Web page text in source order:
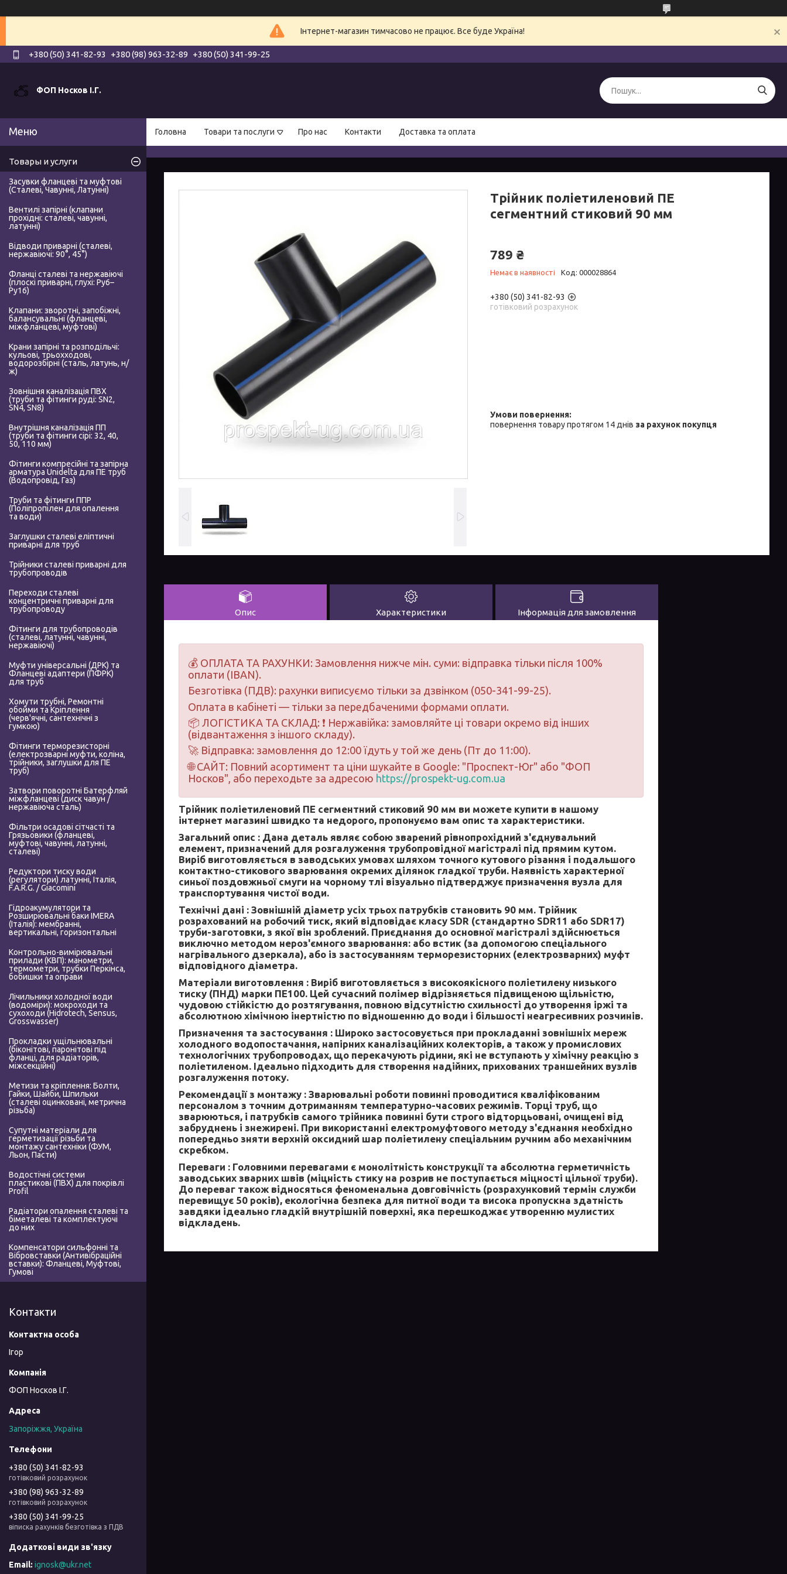
Інтернет-магазин тимчасово не працює. Все буде Україна!
+380 (50) 341-82-93 +380 (98) 963-32-89 +380 (50) 341-99-25
ФОП Носков І.Г.
Головна Товари та послуги Про нас Контакти Доставка та оплата
Трійник поліетиленовий ПЕ
сегментний стиковий 90 мм
789 ₴
Немає в наявності Код: 000028864
+380 (50) 341-82-93
готівковий розрахунок
повернення товару протягом 14 днів за рахунок покупця
Опис Характеристики Інформація для замовлення
💰 ОПЛАТА ТА РАХУНКИ: Замовлення нижче мін. суми: відправка тільки після 100%
оплати (IBAN).
Безготівка (ПДВ): рахунки виписуємо тільки за дзвінком (050-341-99-25).
Оплата в кабінеті — тільки за передбаченими формами оплати.
📦 ЛОГІСТИКА ТА СКЛАД: ❗ Нержавійка: замовляйте ці товари окремо від інших
(відвантаження з іншого складу).
🚀 Відправка: замовлення до 12:00 їдуть у той же день (Пт до 11:00).
🌐 САЙТ: Повний асортимент та ціни шукайте в Google: "Проспект-Юг" або "ФОП
Носков", або переходьте за адресою https://prospekt-ug.com.ua
Трійник поліетиленовий ПЕ сегментний стиковий 90 мм ви можете купити в нашому
інтернет магазині швидко та недорого, пропонуємо вам опис та характеристики.
Загальний опис : Дана деталь являє собою зварений рівнопрохідний з'єднувальний
елемент, призначений для розгалуження трубопровідної магістралі під прямим кутом.
Виріб виготовляється в заводських умовах шляхом точного кутового різання і подальшого
контактно-стикового зварювання окремих ділянок гладкої труби. Наявність характерної
синьої поздовжньої смуги на чорному тлі візуально підтверджує призначення вузла для
транспортування чистої води.
Технічні дані : Зовнішній діаметр усіх трьох патрубків становить 90 мм. Трійник
розрахований на робочий тиск, який відповідає класу SDR (стандартно SDR11 або SDR17)
труби-заготовки, з якої він зроблений. Приєднання до основної магістралі здійснюється
виключно методом нероз'ємного зварювання: або встик (за допомогою спеціального
нагрівального дзеркала), або із застосуванням терморезисторних (електрозварних) муфт
відповідного діаметра.
Матеріали виготовлення : Виріб виготовляється з високоякісного поліетилену низького
тиску (ПНД) марки ПЕ100. Цей сучасний полімер відрізняється підвищеною щільністю,
чудовою стійкістю до розтягування, повною відсутністю схильності до утворення іржі та
абсолютною хімічною інертністю по відношенню до води і більшості неагресивних розчинів.
Призначення та застосування : Широко застосовується при прокладанні зовнішніх мереж
холодного водопостачання, напірних каналізаційних колекторів, а також у промислових
технологічних трубопроводах, що перекачують рідини, які не вступають у хімічну реакцію з
поліетиленом. Ідеально підходить для створення надійних, прихованих траншейних вузлів
розгалуження потоку.
Рекомендації з монтажу : Зварювальні роботи повинні проводитися кваліфікованим
персоналом з точним дотриманням температурно-часових режимів. Торці труб, що
зварюються, і патрубків самого трійника повинні бути строго відторцьовані, очищені від
забруднень і знежирені. При використанні електромуфтового методу з'єднання необхідно
попередньо зняти верхній оксидний шар поліетилену спеціальним ручним або механічним
скребком.
Переваги : Головними перевагами є монолітність конструкції та абсолютна герметичність
заводських зварних швів (міцність стику на розрив не поступається міцності цільної труби).
До переваг також відносяться феноменальна довговічність (розрахунковий термін служби
перевищує 50 років), екологічна безпека для питної води та висока пропускна здатність
завдяки ідеально гладкій внутрішній поверхні, яка перешкоджає утворенню мулистих
відкладень.
Товары и услуги
Засувки фланцеві та муфтові
(Сталеві, Чавунні, Латунні)
Вентилі запірні (клапани
прохідні: сталеві, чавунні,
латунні)
Відводи приварні (сталеві,
нержавіючі: 90°, 45°)
Фланці сталеві та нержавіючі
(плоскі приварні, глухі: Ру6–
Ру16)
Клапани: зворотні, запобіжні,
балансувальні (фланцеві,
міжфланцеві, муфтові)
Крани запірні та розподільчі:
кульові, трьохходові,
водорозбірні (сталь, латунь, н/
ж)
Зовнішня каналізація ПВХ
(труби та фітинги руді: SN2,
SN4, SN8)
Внутрішня каналізація ПП
(труби та фітинги сірі: 32, 40,
50, 110 мм)
Фітинги компресійні та запірна
арматура Unidelta для ПЕ труб
(Водопровід, Газ)
Труби та фітинги ППР
(Поліпропілен для опалення
та води)
Заглушки сталеві еліптичні
приварні для труб
Трійники сталеві приварні для
трубопроводів
Переходи сталеві
концентричні приварні для
трубопроводу
Фітинги для трубопроводів
(сталеві, латунні, чавунні,
нержавіючі)
Муфти універсальні (ДРК) та
Фланцеві адаптери (ПФРК)
для труб
Хомути трубні, Ремонтні
обойми та Кріплення
(черв'ячні, сантехнічні з
гумкою)
Фітинги терморезисторні
(електрозварні муфти, коліна,
трійники, заглушки для ПЕ
труб)
Затвори поворотні Батерфляй
міжфланцеві (диск чавун /
нержавіюча сталь)
Фільтри осадові сітчасті та
Грязьовики (фланцеві,
муфтові, чавунні, латунні,
сталеві)
Редуктори тиску води
(регулятори) латунні, Італія,
F.A.R.G. / Giacomini
Гідроакумулятори та
Розширювальні баки IMERA
(Італія): мембранні,
вертикальні, горизонтальні
Контрольно-вимірювальні
прилади (КВП): манометри,
термометри, трубки Перкінса,
бобишки та оправи
Лічильники холодної води
(водоміри): мокроходи та
сухоходи (Hidrotech, Sensus,
Grosswasser)
Прокладки ущільнювальні
(біконітові, паронітові під
фланці, для радіаторів,
міжсекційні)
Метизи та кріплення: Болти,
Гайки, Шайби, Шпильки
(сталеві оцинковані, метрична
різьба)
Супутні матеріали для
герметизації різьби та
монтажу сантехніки (ФУМ,
Льон, Пасти)
Водостічні системи
пластикові (ПВХ) для покрівлі
Profil
Радіатори опалення сталеві та
біметалеві та комплектуючі
до них
Компенсатори сильфонні та
Вібровставки (Антивібраційні
вставки): Фланцеві, Муфтові,
Гумові
Контакти
Ігор
ФОП Носков І.Г.
Запоріжжя, Україна
+380 (50) 341-82-93
готівковий розрахунок
+380 (98) 963-32-89
готівковий розрахунок
+380 (50) 341-99-25
віписка рахунків безготівка з ПДВ
ignosk@ukr.net